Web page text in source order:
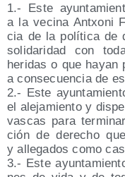
1.- Este
a la veci­na Antxo­ni
cia de la polí­ti­ca de
soli­da­ri­dad con
heri­das o que hayan
a con­se­cuen­cia de
2.- Este
el ale­ja­mien­to y
vas­cas para
ción de dere­cho
y alle­ga­dos como
3.- Este